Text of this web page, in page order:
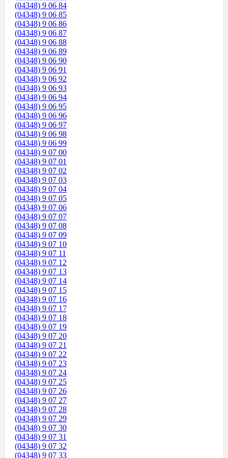
(04348) 9 06 84
(04348) 9 06 85
(04348) 9 06 86
(04348) 9 06 87
(04348) 9 06 88
(04348) 9 06 89
(04348) 9 06 90
(04348) 9 06 91
(04348) 9 06 92
(04348) 9 06 93
(04348) 9 06 94
(04348) 9 06 95
(04348) 9 06 96
(04348) 9 06 97
(04348) 9 06 98
(04348) 9 06 99
(04348) 9 07 00
(04348) 9 07 01
(04348) 9 07 02
(04348) 9 07 03
(04348) 9 07 04
(04348) 9 07 05
(04348) 9 07 06
(04348) 9 07 07
(04348) 9 07 08
(04348) 9 07 09
(04348) 9 07 10
(04348) 9 07 11
(04348) 9 07 12
(04348) 9 07 13
(04348) 9 07 14
(04348) 9 07 15
(04348) 9 07 16
(04348) 9 07 17
(04348) 9 07 18
(04348) 9 07 19
(04348) 9 07 20
(04348) 9 07 21
(04348) 9 07 22
(04348) 9 07 23
(04348) 9 07 24
(04348) 9 07 25
(04348) 9 07 26
(04348) 9 07 27
(04348) 9 07 28
(04348) 9 07 29
(04348) 9 07 30
(04348) 9 07 31
(04348) 9 07 32
(04348) 9 07 33